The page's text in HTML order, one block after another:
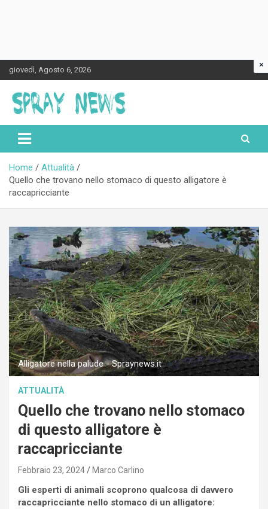
Skip
to
content
giovedì, Agosto 6, 2026
Spraynews.it
Home
Attualità
Quello che trovano nello stomaco di questo alligatore è
raccapricciante
Alligatore nella palude - Spraynews.it
ATTUALITÀ
Quello che trovano nello stomaco
di questo alligatore è
raccapricciante
Febbraio 23, 2024 Marco Carlino
Gli esperti di animali scoprono qualcosa di davvero
raccapricciante nello stomaco di un alligatore:
×